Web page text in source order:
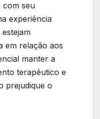
com seu
experiência
em relação aos
manter a
terapêutico e
prejudique o